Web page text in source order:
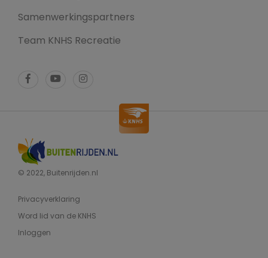
Samenwerkingspartners
Team KNHS Recreatie
© 2022, Buitenrijden.nl
Privacyverklaring
Word lid van de KNHS
Inloggen